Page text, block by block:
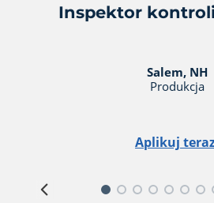
Inspektor
Salem, NH
Produkcja
Aplikuj